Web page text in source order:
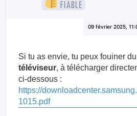
09 février 2025,
Si tu as envie, tu peux fouiner
téléviseur, à télécharger
ci-dessous :
https://
1015.pdf